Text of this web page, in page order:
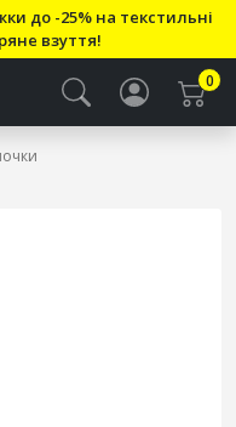
до -25% на текстильні
взуття!
0